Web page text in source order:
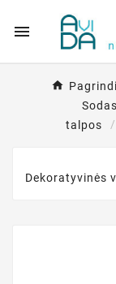

Sodas
talpos
Dekoratyvinės